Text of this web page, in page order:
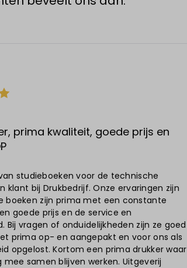
prima kwaliteit, goede prijs en
studieboeken voor de technische
klant bij Drukbedrijf. Onze ervaringen zijn
boeken zijn prima met een constante
goede prijs en de service en
Bij vragen of onduidelijkheden zijn ze goed
prima op- en aangepakt en voor ons als
opgelost. Kortom een prima drukker waar
samen blijven werken. Uitgeverij